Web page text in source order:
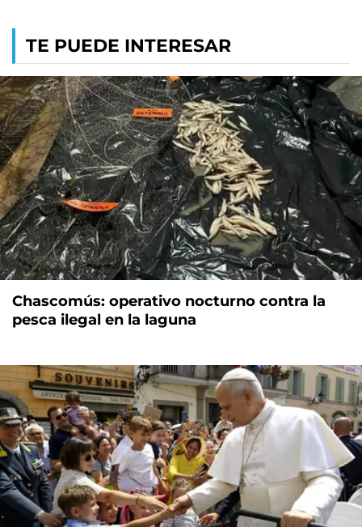
TE PUEDE INTERESAR
Chascomús: operativo nocturno contra la
pesca ilegal en la laguna